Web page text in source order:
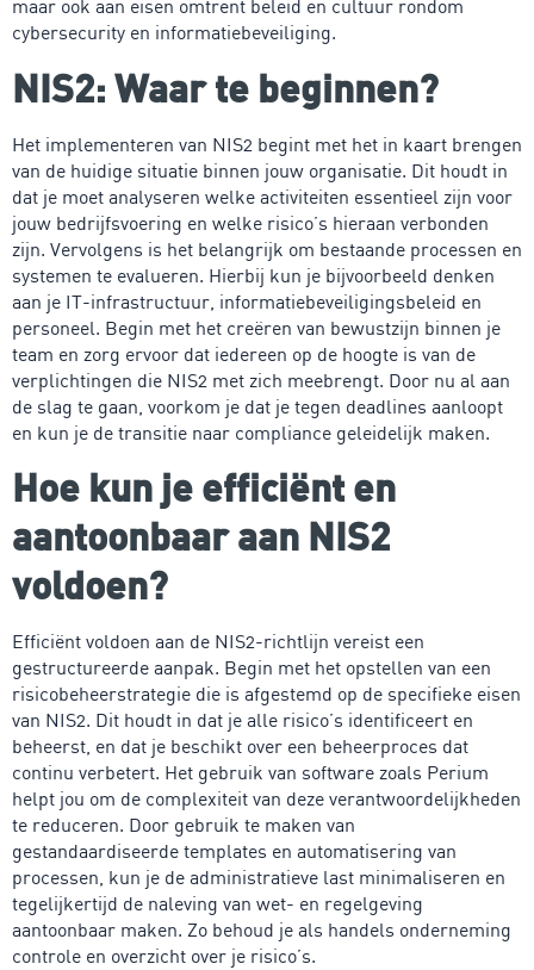
maar ook aan eisen omtrent beleid en cultuur rondom
cybersecurity en informatiebeveiliging.
NIS2: Waar te beginnen?
Het implementeren van NIS2 begint met het in kaart brengen
van de huidige situatie binnen jouw organisatie. Dit houdt in
dat je moet analyseren welke activiteiten essentieel zijn voor
jouw bedrijfsvoering en welke risico’s hieraan verbonden
zijn. Vervolgens is het belangrijk om bestaande processen en
systemen te evalueren. Hierbij kun je bijvoorbeeld denken
aan je IT-infrastructuur, informatiebeveiligingsbeleid en
personeel. Begin met het creëren van bewustzijn binnen je
team en zorg ervoor dat iedereen op de hoogte is van de
verplichtingen die NIS2 met zich meebrengt. Door nu al aan
de slag te gaan, voorkom je dat je tegen deadlines aanloopt
en kun je de transitie naar compliance geleidelijk maken.
Hoe kun je efficiënt en
aantoonbaar aan NIS2
voldoen?
Efficiënt voldoen aan de NIS2-richtlijn vereist een
gestructureerde aanpak. Begin met het opstellen van een
risicobeheerstrategie die is afgestemd op de specifieke eisen
van NIS2. Dit houdt in dat je alle risico’s identificeert en
beheerst, en dat je beschikt over een beheerproces dat
continu verbetert. Het gebruik van software zoals Perium
helpt jou om de complexiteit van deze verantwoordelijkheden
te reduceren. Door gebruik te maken van
gestandaardiseerde templates en automatisering van
processen, kun je de administratieve last minimaliseren en
tegelijkertijd de naleving van wet- en regelgeving
aantoonbaar maken. Zo behoud je als handels onderneming
controle en overzicht over je risico’s.